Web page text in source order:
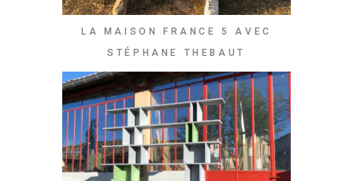
LA MAISON FRANCE 5 AVEC
STÉPHANE THEBAUT